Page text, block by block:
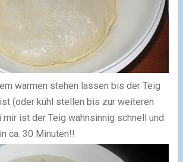
warmen stehen lassen bis der Teig
(oder kühl stellen bis zur weiteren
mir ist der Teig wahnsinnig schnell und
ca. 30 Minuten!!